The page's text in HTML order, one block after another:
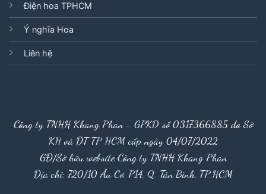
Điện hoa TPHCM
Ý nghĩa Hoa
Liên hệ
Công ty TNHH Khang Phan - GPKD số 0317366885 do Sở
KH và ĐT TP HCM cấp ngày 04/07/2022
GĐ/Sở hữu website Công ty TNHH Khang Phan
Địa chỉ: 720/10 Âu Cơ, P14, Q. Tân Bình, TP.HCM